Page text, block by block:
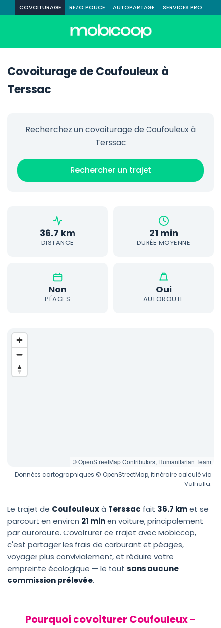
COVOITURAGE REZO POUCE AUTOPARTAGE SERVICES PRO
Covoiturage de Coufouleux à
Terssac
Recherchez un covoiturage de Coufouleux à
Terssac
Rechercher un trajet
36.7 km
DISTANCE
21 min
DURÉE MOYENNE
Non
PÉAGES
Oui
AUTOROUTE
© OpenStreetMap Contributors, Humanitarian Team
Données cartographiques © OpenStreetMap, itinéraire calculé via
Valhalla.
Le trajet de Coufouleuxà Terssac fait 36.7 kmet se
parcourt en environ 21 minen voiture, principalement
par autoroute. Covoiturer ce trajet avec Mobicoop,
c'est partager les frais de carburant et péages,
voyager plus convivialement, et réduire votre
empreinte écologique — le tout sans aucune
commission prélevée.
Pourquoi covoiturer Coufouleux -